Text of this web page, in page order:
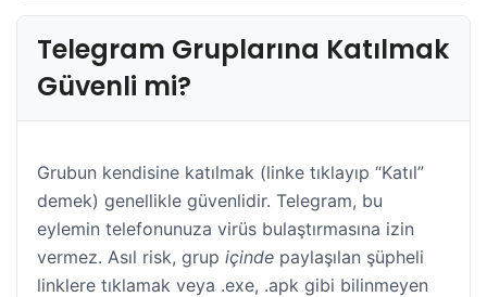
​Telegram Gruplarına Katılmak
Güvenli mi?
​Grubun kendisine katılmak (linke tıklayıp “Katıl”
demek) genellikle güvenlidir. Telegram, bu
eylemin telefonunuza virüs bulaştırmasına izin
vermez. Asıl risk, grup içinde paylaşılan şüpheli
linklere tıklamak veya .exe, .apk gibi bilinmeyen